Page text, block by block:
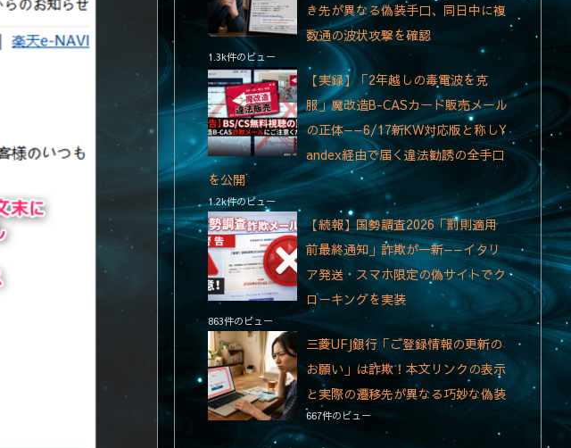
き先が異なる偽装手口、同日中に複
数通の波状攻撃を確認
1.3k件のビュー
【実録】「2年越しの毒電波を克
服」魔改造B-CASカード販売メール
の正体——6/17新KW対応版と称しY
andex経由で届く違法勧誘の全手口
を公開
1.2k件のビュー
【続報】国勢調査2026「罰則適用
前最終通知」詐欺が一新——イタリ
ア発送・スマホ限定の偽サイトでク
ローキングを実装
863件のビュー
三菱UFJ銀行「ご登録情報の更新の
お願い」は詐欺！本文リンクの表示
と実際の遷移先が異なる巧妙な偽装
667件のビュー